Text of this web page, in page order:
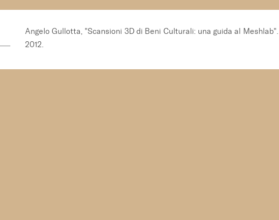
Angelo Gullotta, "Scansioni 3D di Beni Culturali: una guida al
2012.